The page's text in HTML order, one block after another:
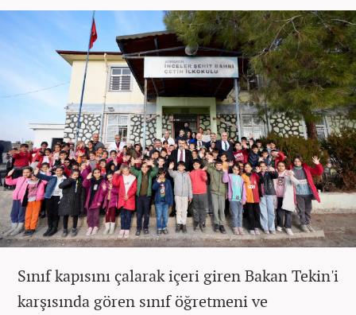
Sınıf kapısını çalarak içeri giren Bakan Tekin'i
karşısında gören sınıf öğretmeni ve